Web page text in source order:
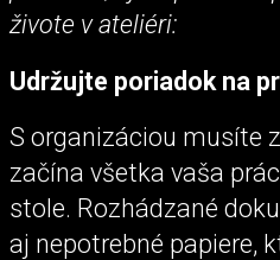
živote v ateliéri:
Udržujte poriadok na
S organizáciou musíte
začína všetka vaša
stole. Rozhádzané
aj nepotrebné papiere,